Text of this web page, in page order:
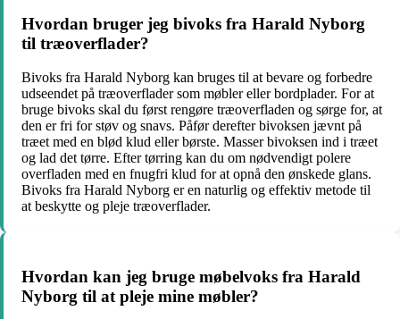
Hvordan bruger jeg bivoks fra Harald Nyborg
til træoverflader?
Bivoks fra Harald Nyborg kan bruges til at bevare og forbedre
udseendet på træoverflader som møbler eller bordplader. For at
bruge bivoks skal du først rengøre træoverfladen og sørge for, at
den er fri for støv og snavs. Påfør derefter bivoksen jævnt på
træet med en blød klud eller børste. Masser bivoksen ind i træet
og lad det tørre. Efter tørring kan du om nødvendigt polere
overfladen med en fnugfri klud for at opnå den ønskede glans.
Bivoks fra Harald Nyborg er en naturlig og effektiv metode til
at beskytte og pleje træoverflader.
Hvordan kan jeg bruge møbelvoks fra Harald
Nyborg til at pleje mine møbler?